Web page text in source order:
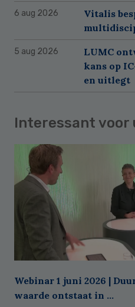
6 aug 2026
Vitalis
5 aug 2026
LUMC
kans op
en uitlegt
Interessant voor
Webinar 1 juni 2026 |
waarde ontstaat in ...